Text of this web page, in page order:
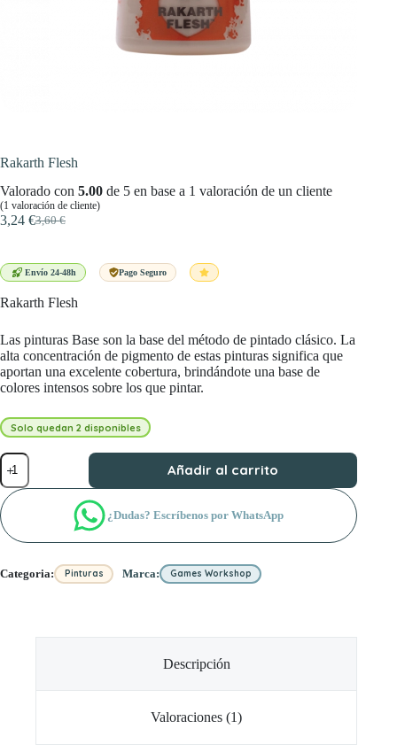
Rakarth Flesh
Valorado con 5.00 de 5 en base a 1 valoración de un cliente
(1 valoración de cliente)
3,60€
El
era:
3,24 €El
es:
Envío 24-48h Pago Seguro
Rakarth Flesh
Las pinturas Base son la base del método de pintado clásico. La
alta concentración de pigmento de estas pinturas significa que
aportan una excelente cobertura, brindándote una base de
colores intensos sobre los que pintar.
Solo quedan 2 disponibles
Rakarth
Flesh
cantidad
Añadir al carrito
¿Dudas? Escríbenos por WhatsApp
Categoria: Pinturas Marca: Games Workshop
Descripción
Valoraciones (1)